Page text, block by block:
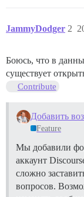
JammyDodger 2
Боюсь, что в
существует
Contribute
Feature
Мы добавили
аккаунт
сложно
вопросов.